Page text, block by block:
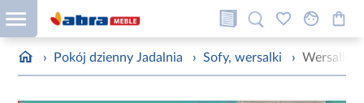
› Pokój dzienny Jadalnia › Sofy, wersalki › Wersalka